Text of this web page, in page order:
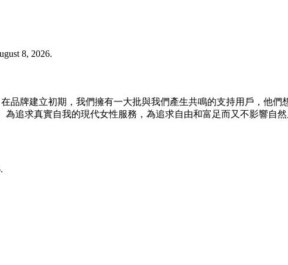
8, 2026.
在品牌建立初期，我們擁有一大批與我們產生共鳴的支持用戶，他
追求真實自我的現代女性服務，為追求自由和富足而又不影響自